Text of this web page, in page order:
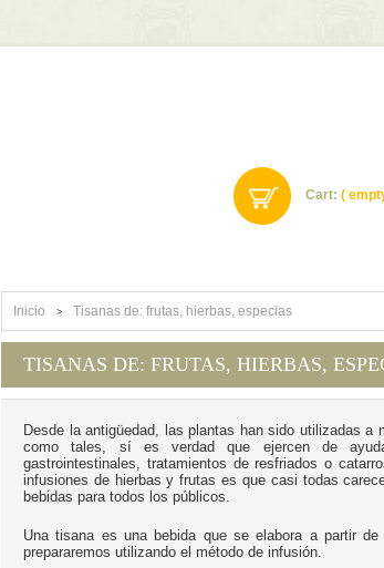
Cart: (
Inicio > Tisanas de: frutas, hierbas, especias
TISANAS DE: FRUTAS, HIERBAS,
Desde la antigüedad, las plantas han sido utilizadas
como tales, sí es verdad que ejercen de
gastrointestinales, tratamientos de resfriados o
infusiones de hierbas y frutas es que casi todas
bebidas para todos los públicos.
Una tisana es una bebida que se elabora a partir
prepararemos utilizando el método de infusión.